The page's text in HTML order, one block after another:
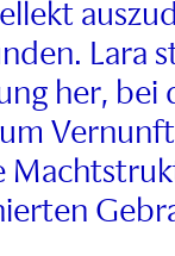
Lara
her, bei